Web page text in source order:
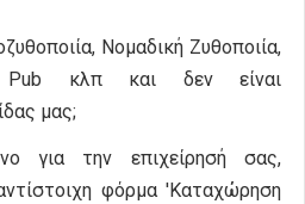
Νομαδική Ζυθοποιία,
Pub κλπ και δεν είναι
μας;
για την επιχείρησή σας,
φόρμα 'Καταχώρηση